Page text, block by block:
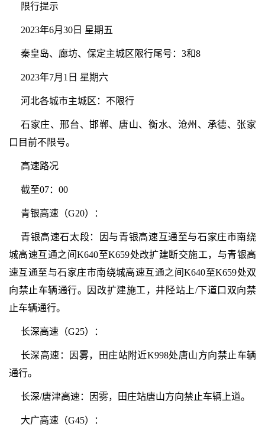
限行提示
2023年6月30日 星期五
秦皇岛、廊坊、保定主城区限行尾号：3和8
2023年7月1日 星期六
河北各城市主城区：不限行
石家庄、邢台、邯郸、唐山、衡水、沧州、承德、张家
口目前不限号。
高速路况
截至07：00
青银高速（G20）：
青银高速石太段：因与青银高速互通至与石家庄市南绕
城高速互通之间K640至K659处改扩建断交施工，与青银高
速互通至与石家庄市南绕城高速互通之间K640至K659处双
向禁止车辆通行。因改扩建施工，井陉站上/下道口双向禁
止车辆通行。
长深高速（G25）：
长深高速：因雾，田庄站附近K998处唐山方向禁止车辆
通行。
长深/唐津高速：因雾，田庄站唐山方向禁止车辆上道。
大广高速（G45）：